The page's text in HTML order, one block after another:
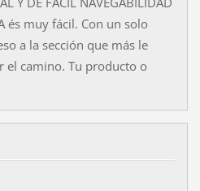
és muy fácil. Con un solo
a la sección que más le
el camino. Tu producto o